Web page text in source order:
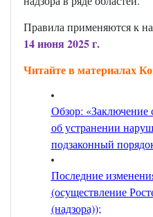
Правила применяются к
14 июня 2025 г.
Читайте в материалах
Обзор: «Заключение
об устранении
подзаконный
Последние
(осуществление
(надзора));